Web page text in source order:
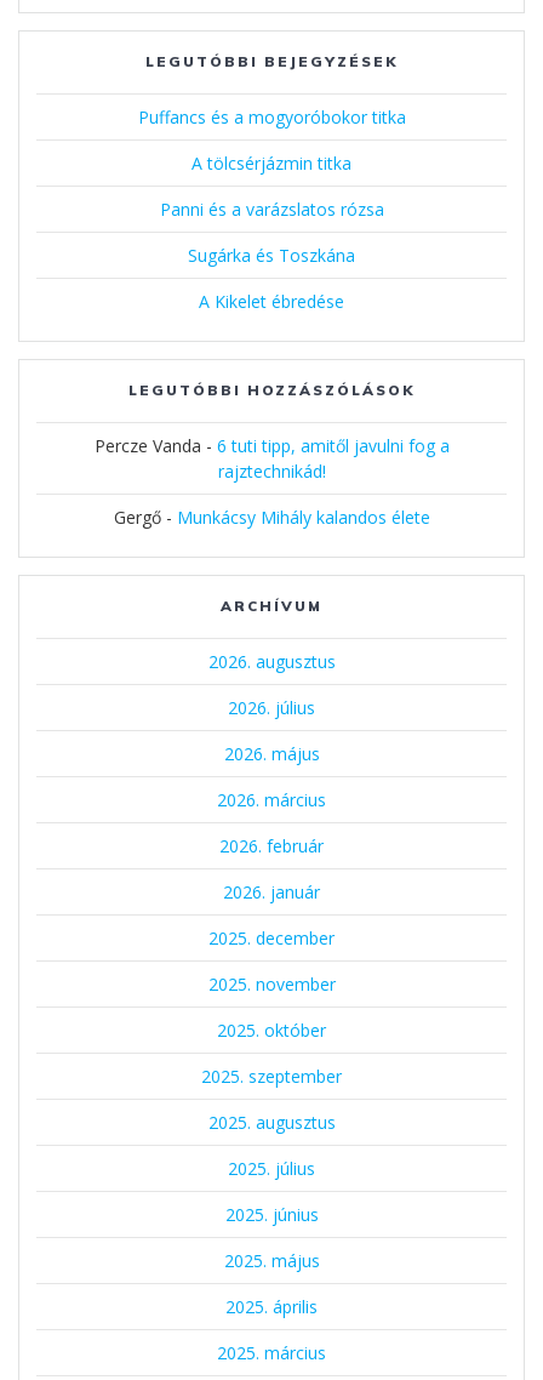
LEGUTÓBBI BEJEGYZÉSEK
Puffancs és a mogyoróbokor titka
A tölcsérjázmin titka
Panni és a varázslatos rózsa
Sugárka és Toszkána
A Kikelet ébredése
LEGUTÓBBI HOZZÁSZÓLÁSOK
Percze Vanda - 6 tuti tipp, amitől javulni fog a
rajztechnikád!
Gergő- Munkácsy Mihály kalandos élete
ARCHÍVUM
2026. augusztus
2026. július
2026. május
2026. március
2026. február
2026. január
2025. december
2025. november
2025. október
2025. szeptember
2025. augusztus
2025. július
2025. június
2025. május
2025. április
2025. március